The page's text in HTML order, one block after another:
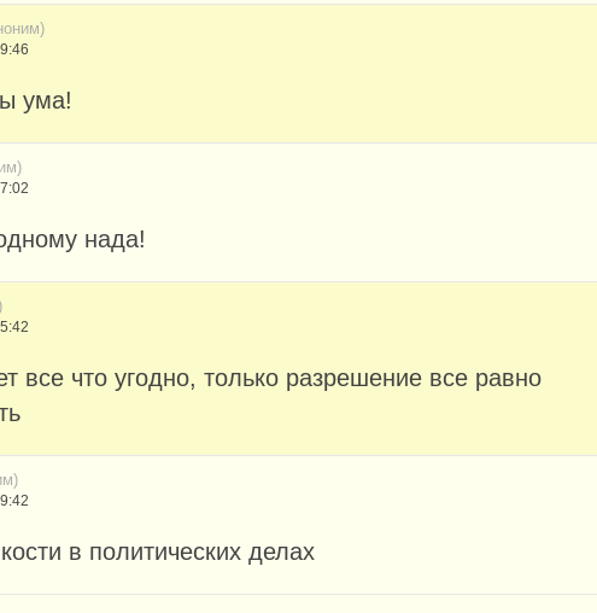
ума!
нада!
все что угодно, только разрешение все равно
в политических делах